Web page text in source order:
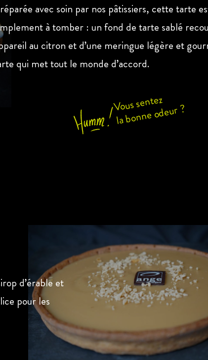
avec soin par nos pâtissiers, cette tarte
à tomber : un fond de tarte sablé
au citron et d’une meringue légère et
qui met tout le monde d’accord.
Vous sentez
la bonne odeur ?
d’érable et
pour les